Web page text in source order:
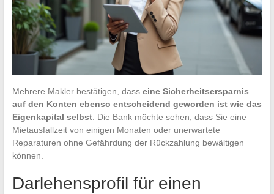
Mehrere Makler bestätigen, dass eine Sicherheitsersparnis
auf den Konten ebenso entscheidend geworden ist wie das
Eigenkapital selbst. Die Bank möchte sehen, dass Sie eine
Mietausfallzeit von einigen Monaten oder unerwartete
Reparaturen ohne Gefährdung der Rückzahlung bewältigen
können.
Darlehensprofil für einen